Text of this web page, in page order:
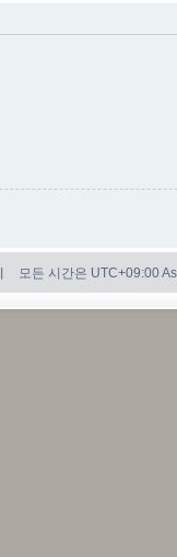
모든 시간은 UTC+09:00